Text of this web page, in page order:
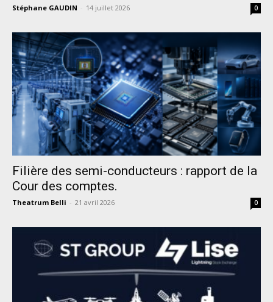
Stéphane GAUDIN - 14 juillet 2026 0
Filière des semi-conducteurs : rapport de la
Cour des comptes.
Theatrum Belli - 21 avril 2026 0